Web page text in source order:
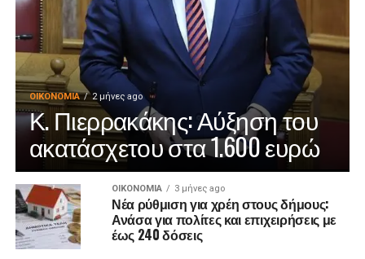
ΟΙΚΟΝΟΜΊΑ 2 μήνες ago
Κ. Πιερρακάκης: Αύξηση του
ακατάσχετου στα 1.600 ευρώ
ΟΙΚΟΝΟΜΊΑ 3 μήνες ago
Νέα ρύθμιση για χρέη στους δήμους:
Ανάσα για πολίτες και επιχειρήσεις με
έως 240 δόσεις